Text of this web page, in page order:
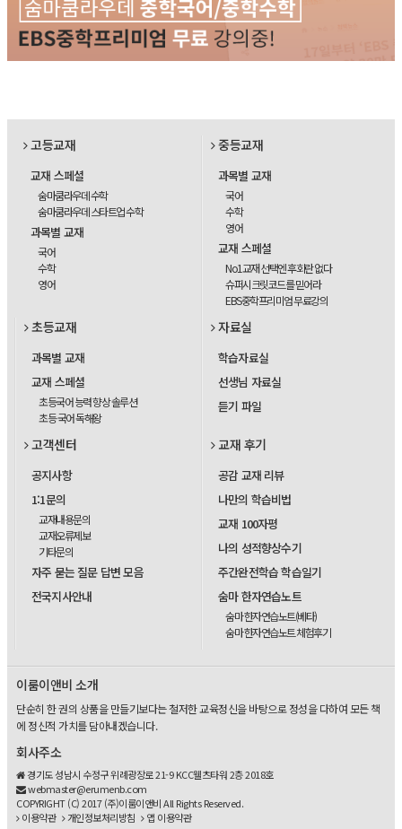
고등교재
교재 스페셜
숨마쿰라우데 수학
숨마쿰라우데 스타트업 수학
과목별 교재
국어
수학
영어
중등교재
과목별 교재
국어
수학
영어
교재 스페셜
No1교재 선택엔 후회란 없다
슈퍼시크릿코드를 믿어라
EBS중학프리미엄 무료강의
초등교재
과목별 교재
교재 스페셜
초등국어 능력 향상 솔루션
초등 국어 독해왕
자료실
학습자료실
선생님 자료실
듣기 파일
고객센터
공지사항
1:1문의
교재내용문의
교재오류제보
기타문의
자주 묻는 질문 답변 모음
전국지사안내
교재 후기
공감 교재 리뷰
나만의 학습비법
교재 100자평
나의 성적향상수기
주간완전학습 학습일기
숨마 한자연습노트
숨마 한자연습노트(베타)
숨마 한자연습노트 체험후기
이룸이앤비 소개
단순히 한 권의 상품을 만들기보다는 철저한 교육정신을 바탕으로 정성을 다하여 모든 책
에 정신적 가치를 담아내겠습니다.
회사주소
경기도 성남시 수정구 위례광장로 21-9 KCC웰츠타워 2층 2018호
webmaster@erumenb.com
COPYRIGHT (C) 2017 (주)이룸이앤비 All Rights Reserved.
이용약관
개인정보처리방침 앱 이용약관